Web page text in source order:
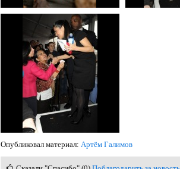
Опубликовал материал: Артём Галимов